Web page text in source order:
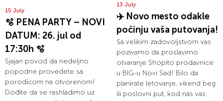
15 July
🫧 PENA PARTY – NOVI
DATUM: 26. jul od
17:30h 🫧
Sjajan povod da nedeljno
popodne provedete sa
porodicom na otvorenom!
Dođite da se rashladimo uz
13 July
✈️ Novo mesto odakle
počinju vaša putovanja!
Sa velikim zadovoljstvom vas
pozivamo da proslavimo
otvaranje Shopito prodavnice
u BIG-u Novi Sad! Bilo da
planirate letovanje, vikend beg
ili poslovni put, kod nas vas